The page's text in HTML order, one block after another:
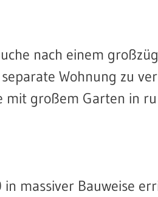
nach einem
Wohnung zu
mit großem Garten in
in massiver Bauweise